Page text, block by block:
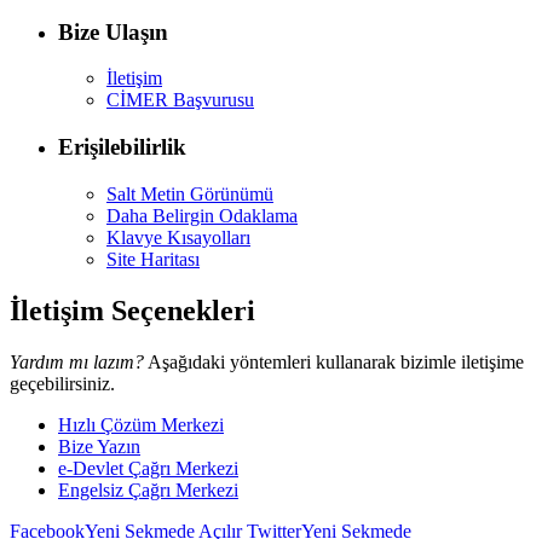
Bize Ulaşın
İletişim
CİMER Başvurusu
Erişilebilirlik
Salt Metin Görünümü
Daha Belirgin Odaklama
Klavye Kısayolları
Site Haritası
İletişim Seçenekleri
Yardım mı lazım? Aşağıdaki yöntemleri kullanarak bizimle iletişime
geçebilirsiniz.
Hızlı Çözüm Merkezi
Bize Yazın
e-Devlet Çağrı Merkezi
Engelsiz Çağrı Merkezi
FacebookYeni Sekmede AçılırTwitterYeni Sekmede